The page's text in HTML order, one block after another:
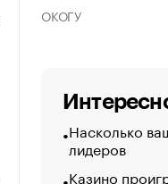
ОКОГУ
Насколько
лидеров
Казино